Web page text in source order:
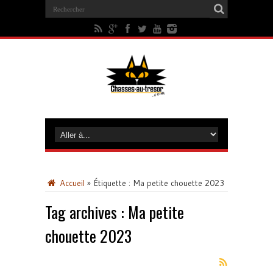
Accueil » Étiquette : Ma petite chouette 2023
Tag archives : Ma petite
chouette 2023